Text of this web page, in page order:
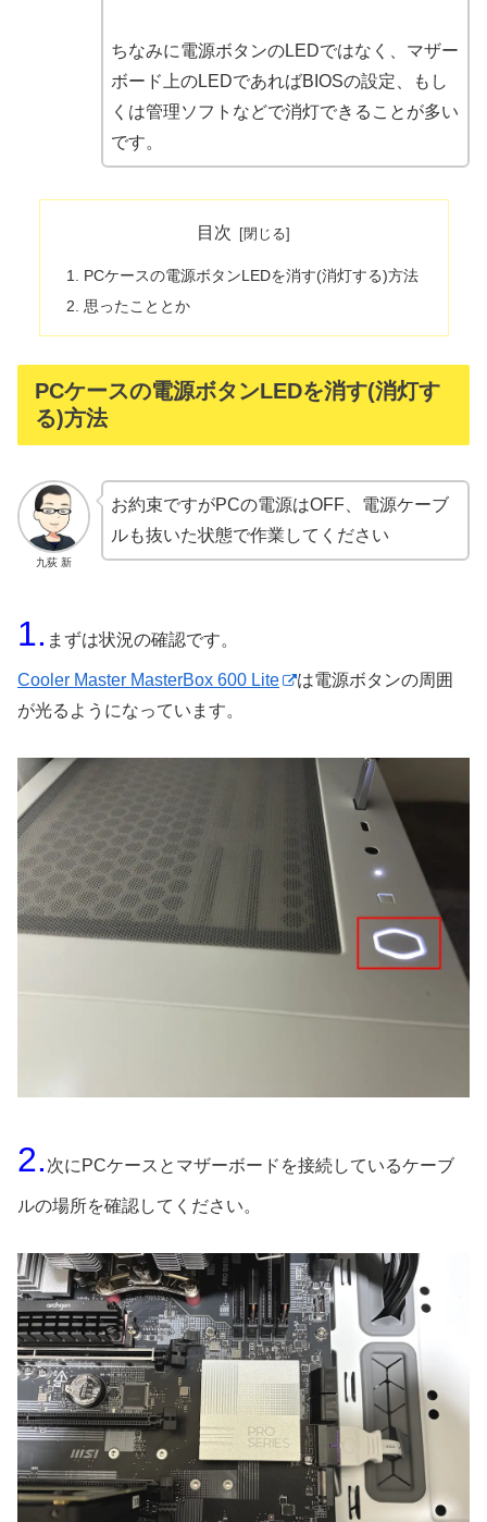
ちなみに電源ボタンのLEDではなく、マザー
ボード上のLEDであればBIOSの設定、もし
くは管理ソフトなどで消灯できることが多い
です。
目次
PCケースの電源ボタンLEDを消す(消灯する)方法
思ったこととか
PCケースの電源ボタンLEDを消す(消灯す
る)方法
九荻 新
お約束ですがPCの電源はOFF、電源ケーブ
ルも抜いた状態で作業してください
1. まずは状況の確認です。
Cooler Master MasterBox 600 Lite
は電源ボタンの周囲
が光るようになっています。
2. 次にPCケースとマザーボードを接続しているケーブ
ルの場所を確認してください。